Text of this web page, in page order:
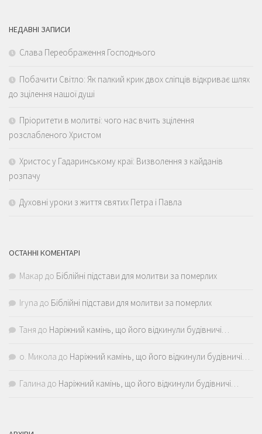
НЕДАВНІ ЗАПИСИ
Слава Переображення Господнього
Побачити Світло: Як палкий крик двох сліпців відкриває шлях
до зцілення нашої душі
Пріоритети в молитві: чого нас вчить зцілення
розслабленого Христом
Христос у Гадаринському краї: Визволення з кайданів
розпачу
Духовні уроки з життя святих Петра і Павла
ОСТАННІ КОМЕНТАРІ
Макар до Біблійні підстави для молитви за померлих
Iryna до Біблійні підстави для молитви за померлих
Таня до Наріжний камінь, що його відкинули будівничі…
о. Микола до Наріжний камінь, що його відкинули будівничі…
Галина до Наріжний камінь, що його відкинули будівничі…